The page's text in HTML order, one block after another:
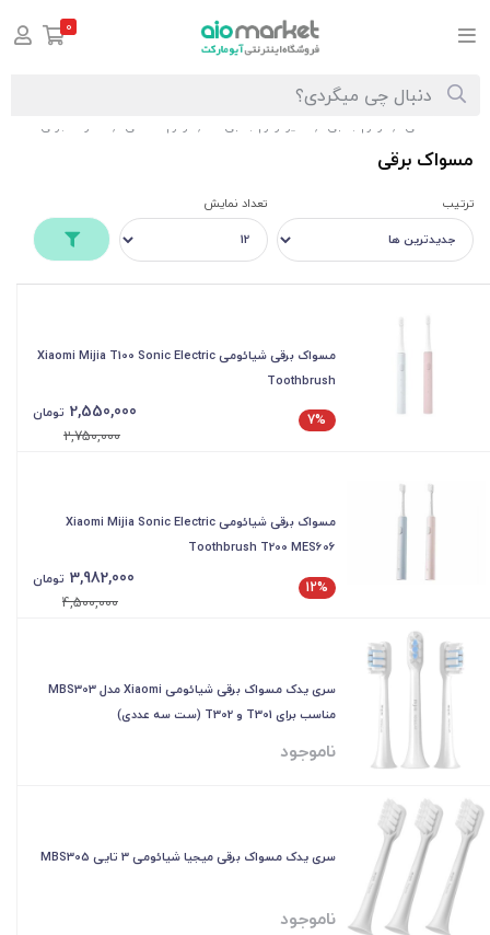
صفحه اصلی / لوازم جانبی / سایر لوازم جانبی ها / لوازم شخصی / مسواک برقی
مسواک برقی
ترتیب تعداد نمایش
مسواک برقی شیائومی Xiaomi Mijia T100 Sonic Electric
Toothbrush
7%
2,550,000 تومان
2,750,000
مسواک برقی شیائومی Xiaomi Mijia Sonic Electric
Toothbrush T200 MES606
12%
3,982,000 تومان
4,500,000
سری یدک مسواک برقی شیائومی Xiaomi مدل MBS303
مناسب برای T301 و T302 (ست سه عددی)
ناموجود
سری یدک مسواک برقی میجیا شیائومی 3 تایی MBS305
ناموجود
0